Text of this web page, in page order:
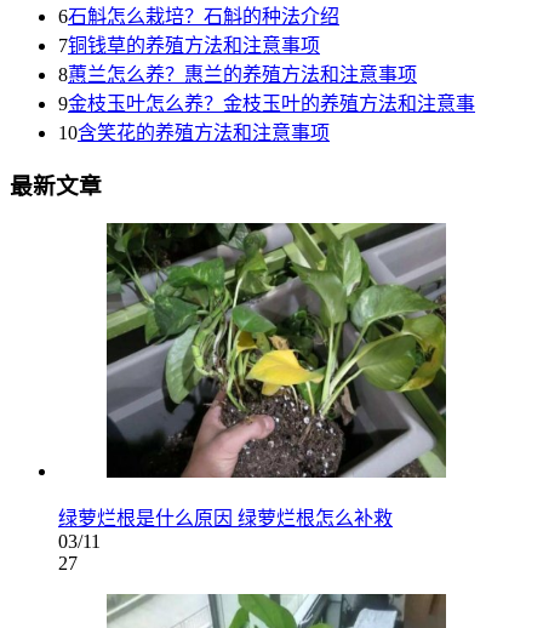
6石斛怎么栽培？石斛的种法介绍
7铜钱草的养殖方法和注意事项
8蕙兰怎么养？惠兰的养殖方法和注意事项
9金枝玉叶怎么养？金枝玉叶的养殖方法和注意事
10含笑花的养殖方法和注意事项
最新文章
绿萝烂根是什么原因 绿萝烂根怎么补救
03/11
27